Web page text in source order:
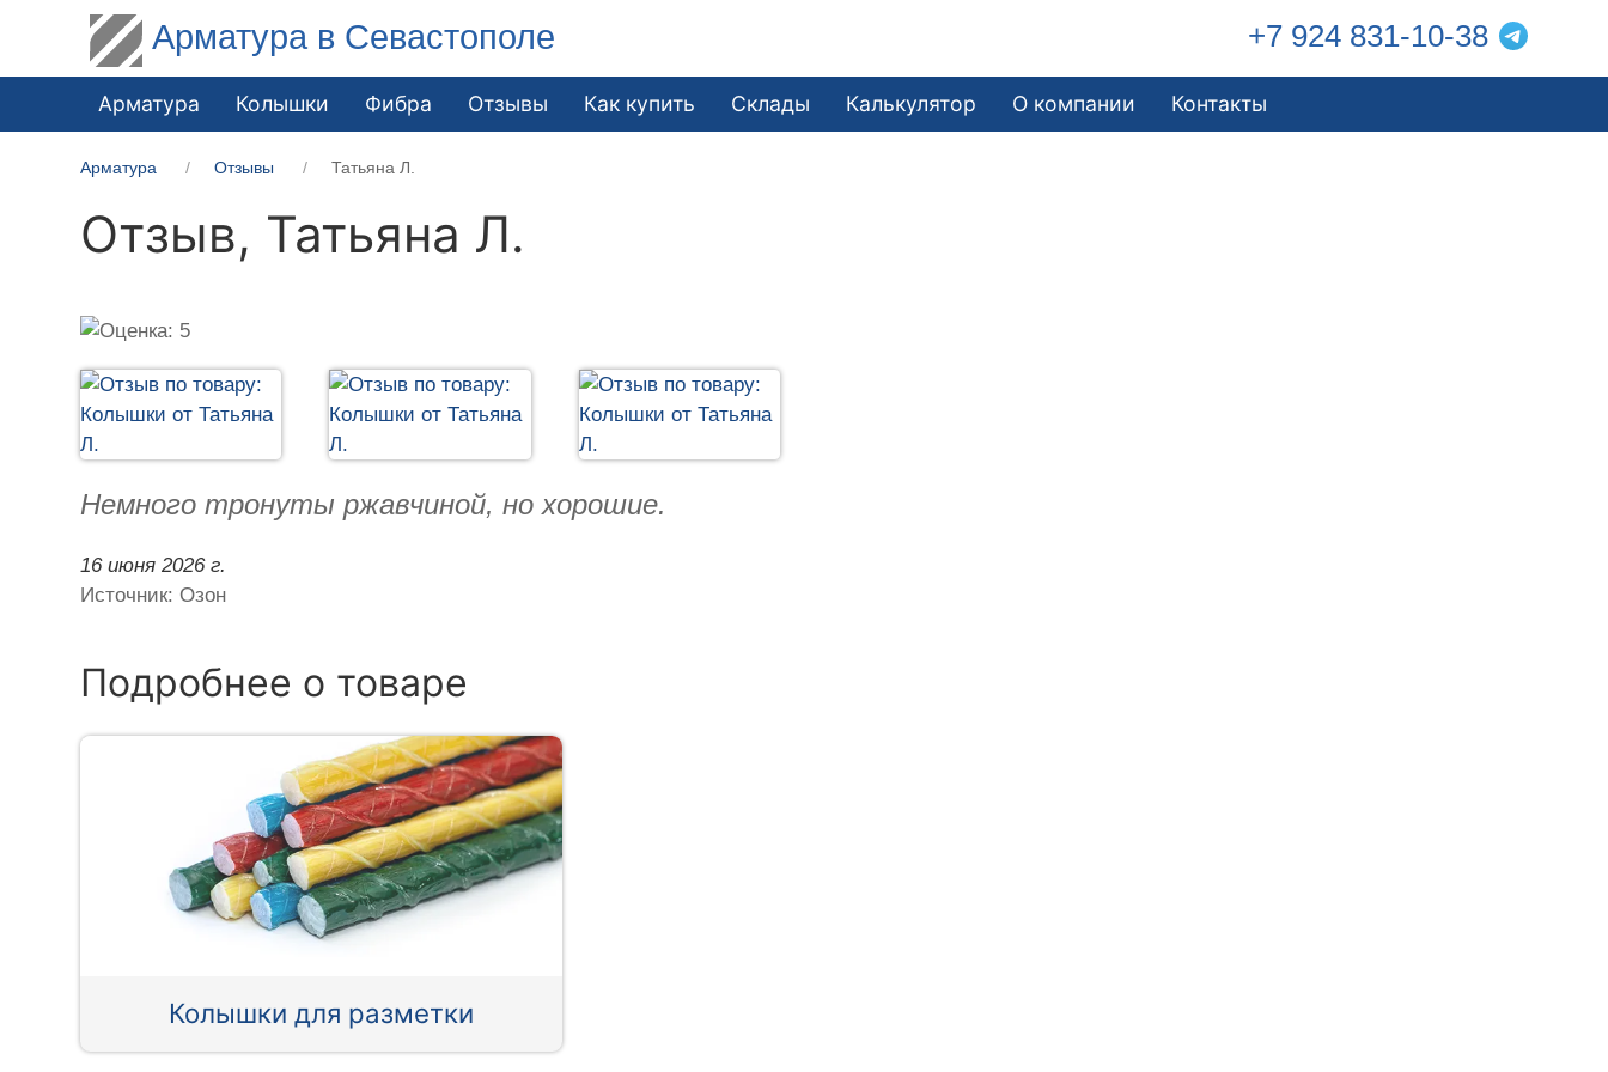
Арматура в Севастополе +7 924 831-10-38
Арматура Колышки Фибра Отзывы Как купить Склады Калькулятор О компании Контакты
Арматура Отзывы Татьяна Л.
Отзыв, Татьяна Л.
Немного тронуты ржавчиной, но хорошие.
16 июня 2026 г.
Источник: Озон
Подробнее о товаре
Колышки для разметки